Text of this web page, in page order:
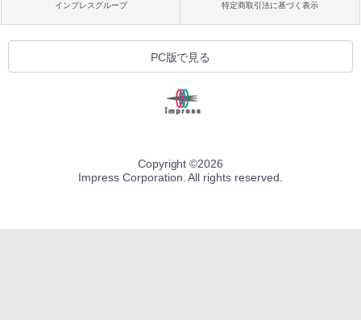
インプレスグループ 特定商取引法に基づく表示
PC版で見る
Copyright ©2026
Impress Corporation. All rights reserved.